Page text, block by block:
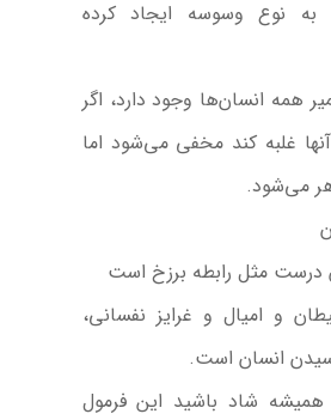
نوع وسوسه ایجاد كرده
همه انسان‌ها وجود دارد، اگر
آنها غلبه كند مخفی می‌شود اما
می‌شود.
درست مثل رابطه برزخ است
و امیال و غرایز نفسانی،
انسان است.
شاد باشید این فرمول